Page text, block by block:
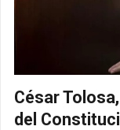
César
del